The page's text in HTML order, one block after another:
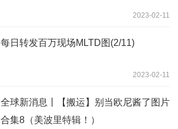
2023-02-11
每日转发百万现场MLTD图(2/11)
2023-02-11
全球新消息丨【搬运】别当欧尼酱了图片
合集8（美波里特辑！）